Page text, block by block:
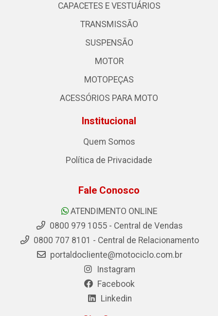
CAPACETES E VESTUÁRIOS
TRANSMISSÃO
SUSPENSÃO
MOTOR
MOTOPEÇAS
ACESSÓRIOS PARA MOTO
Institucional
Quem Somos
Política de Privacidade
Fale Conosco
ATENDIMENTO ONLINE
0800 979 1055 - Central de Vendas
0800 707 8101 - Central de Relacionamento
portaldocliente@motociclo.com.br
Instagram
Facebook
Linkedin